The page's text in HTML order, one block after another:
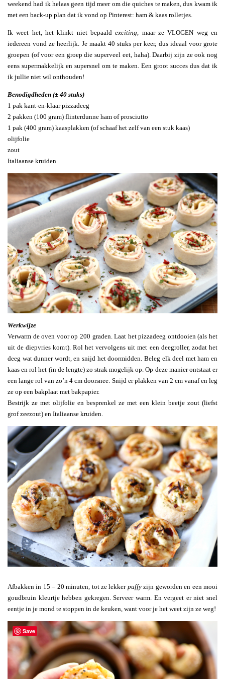
weekend had ik helaas geen tijd meer om die quiches te maken, dus kwam ik
met een back-up plan dat ik vond op Pinterest: ham & kaas rolletjes.
Ik weet het, het klinkt niet bepaaldexciting , maar ze VLOGEN weg en
iedereen vond ze heerlijk. Je maakt 40 stuks per keer, dus ideaal voor grote
groepen (of voor een groep die superveel eet, haha). Daarbij zijn ze ook nog
eens supermakkelijk en supersnel om te maken. Een groot succes dus dat ik
ik jullie niet wil onthouden!
Benodigdheden (± 40 stuks)
1 pak kant-en-klaar pizzadeeg
2 pakken (100 gram) flinterdunne ham of prosciutto
1 pak (400 gram) kaasplakken (of schaaf het zelf van een stuk kaas)
olijfolie
zout
Italiaanse kruiden
Werkwijze
Verwarm de oven voor op 200 graden. Laat het pizzadeeg ontdooien (als het
uit de diepvries komt). Rol het vervolgens uit met een deegroller, zodat het
deeg wat dunner wordt, en snijd het doormidden. Beleg elk deel met ham en
kaas en rol het (in de lengte) zo strak mogelijk op. Op deze manier ontstaat er
een lange rol van zo’n 4 cm doorsnee. Snijd er plakken van 2 cm vanaf en leg
ze op een bakplaat met bakpapier.
Bestrijk ze met olijfolie en besprenkel ze met een klein beetje zout (liefst
grof zeezout) en Italiaanse kruiden.
Afbakken in 15 – 20 minuten, tot ze lekker puffyzijn geworden en een mooi
goudbruin kleurtje hebben gekregen. Serveer warm. En vergeet er niet snel
eentje in je mond te stoppen in de keuken, want voor je het weet zijn ze weg!
Save